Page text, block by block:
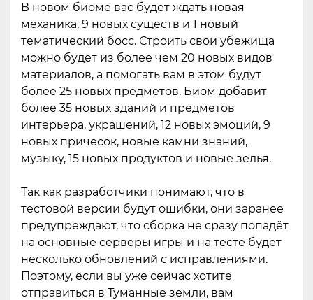
В новом биоме вас будет ждать новая
механика, 9 новых существ и 1 новый
тематический босс. Строить свои убежища
можно будет из более чем 20 новых видов
материалов, а помогать вам в этом будут
более 25 новых предметов. Биом добавит
более 35 новых зданий и предметов
интерьера, украшений, 12 новых эмоций, 9
новых причесок, новые камни знаний,
музыку, 15 новых продуктов и новые зелья.
Так как разработчики понимают, что в
тестовой версии будут ошибки, они заранее
предупреждают, что сборка не сразу попадёт
на основные серверы игры и на тесте будет
несколько обновлений с исправлениями.
Поэтому, если вы уже сейчас хотите
отправиться в Туманные земли, вам